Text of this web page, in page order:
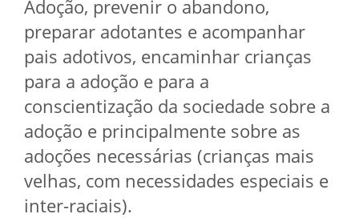
Adoção, prevenir o abandono,
preparar adotantes e acompanhar
pais adotivos, encaminhar crianças
para a adoção e para a
conscientização da sociedade sobre a
adoção e principalmente sobre as
adoções necessárias (crianças mais
velhas, com necessidades especiais e
inter-raciais).